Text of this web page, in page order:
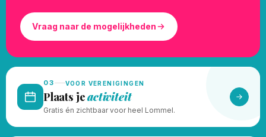
Vraag naar de mogelijkheden
03 VOOR VERENIGINGEN
Plaats jeactiviteit
Gratis én zichtbaar voor heel Lommel.